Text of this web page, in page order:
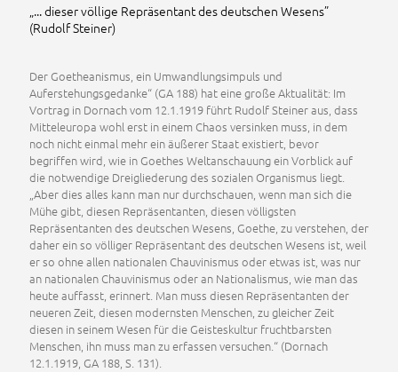
„... dieser völlige Repräsentant des deutschen Wesens”
(Rudolf Steiner)
Der Goetheanismus, ein Umwandlungsimpuls und
Auferstehungsgedanke“ (GA 188) hat eine große Aktualität: Im
Vortrag in Dornach vom 12.1.1919 führt Rudolf Steiner aus, dass
Mitteleuropa wohl erst in einem Chaos versinken muss, in dem
noch nicht einmal mehr ein äußerer Staat existiert, bevor
begriffen wird, wie in Goethes Weltanschauung ein Vorblick auf
die notwendige Dreigliederung des sozialen Organismus liegt.
„Aber dies alles kann man nur durchschauen, wenn man sich die
Mühe gibt, diesen Repräsentanten, diesen völligsten
Repräsentanten des deutschen Wesens, Goethe, zu verstehen, der
daher ein so völliger Repräsentant des deutschen Wesens ist, weil
er so ohne allen nationalen Chauvinismus oder etwas ist, was nur
an nationalen Chauvinismus oder an Nationalismus, wie man das
heute auffasst, erinnert. Man muss diesen Repräsentanten der
neueren Zeit, diesen modernsten Menschen, zu gleicher Zeit
diesen in seinem Wesen für die Geisteskultur fruchtbarsten
Menschen, ihn muss man zu erfassen versuchen.“ (Dornach
12.1.1919, GA 188, S. 131).